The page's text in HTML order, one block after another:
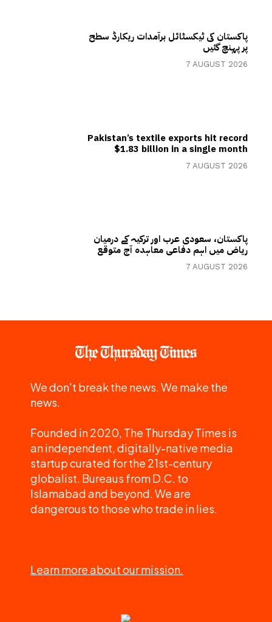
پاکستان کی ٹیکسٹائل برآمدات ریکارڈ سطح
پر پہنچ گئیں
7 AUGUST 2026
Pakistan’s textile exports hit record
$1.83 billion in a single month
7 AUGUST 2026
پاکستان، سعودی عرب اور ترکیہ کے درمیان
ریاض میں اہم دفاعی معاہدہ آج متوقع
7 AUGUST 2026
We don't break the news. We make the
news.
Founded in 2020, The Thursday Times is
an independent, digitally-native media
startup curated for the 21st-century
globalist. Bureaus from D.C. to
Islamabad and beyond. We are
dangerous to those who trade in lies.
Learn more about our mission.